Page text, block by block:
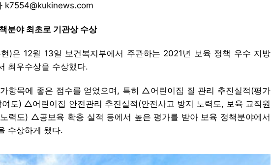
k7554@kukinews.com
분야 최초로 기관상 수상
)은 12월 13일 보건복지부에서 주관하는 2021년 보육 정책 우수 지방
최우수상을 수상했다.
항목에 좋은 점수를 얻었으며, 특히 △어린이집 질 관리 추진실적(평가
여도) △어린이집 안전관리 추진실적(안전사고 방지 노력도, 보육 교직원
력도) △공보육 확충 실적 등에서 높은 평가를 받아 보육 정책분야에서
수상하게 됐다.